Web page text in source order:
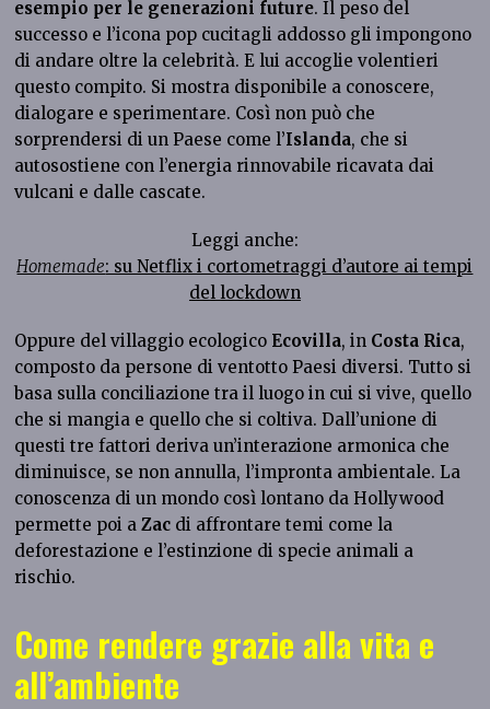
esempio per le generazioni future. Il peso del
successo e l’icona pop cucitagli addosso gli impongono
di andare oltre la celebrità. E lui accoglie volentieri
questo compito. Si mostra disponibile a conoscere,
dialogare e sperimentare. Così non può che
sorprendersi di un Paese come l’Islanda, che si
autosostiene con l’energia rinnovabile ricavata dai
vulcani e dalle cascate.
Leggi anche:
Homemade: su Netflix i cortometraggi d’autore ai tempi
del lockdown
Oppure del villaggio ecologico Ecovilla, in Costa Rica,
composto da persone di ventotto Paesi diversi. Tutto si
basa sulla conciliazione tra il luogo in cui si vive, quello
che si mangia e quello che si coltiva. Dall’unione di
questi tre fattori deriva un’interazione armonica che
diminuisce, se non annulla, l’impronta ambientale. La
conoscenza di un mondo così lontano da Hollywood
permette poi aZac di affrontare temi come la
deforestazione e l’estinzione di specie animali a
rischio.
Come rendere grazie alla vita e
all’ambiente